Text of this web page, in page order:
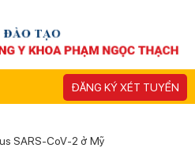
ĐĂNG KÝ XÉT TUYỂN
SARS-CoV-2 ở Mỹ